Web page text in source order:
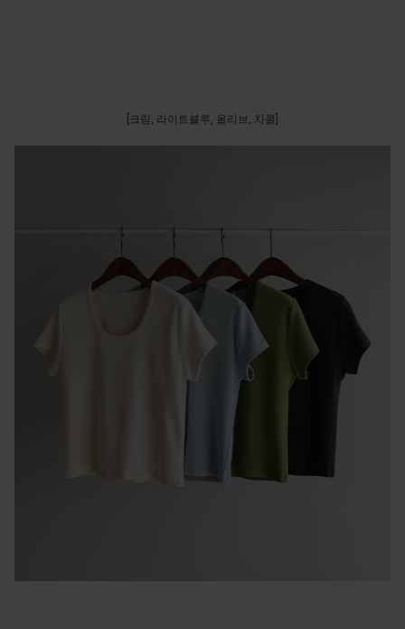
[크림, 라이트블루, 올리브, 차콜]